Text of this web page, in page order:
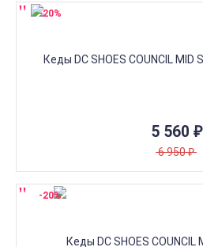
5 560 ₽
6 950₽
-20%
-20%